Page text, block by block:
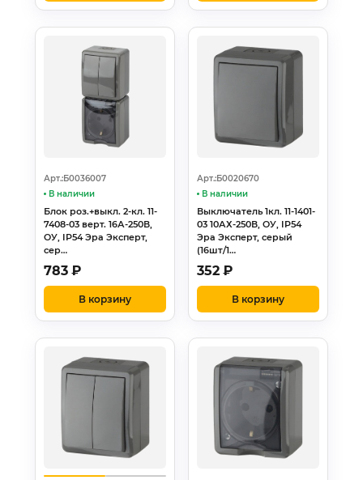
Арт.:Б0036007
В наличии
Блок роз.+выкл. 2-кл. 11-
7408-03 верт. 16А-250В,
ОУ, IP54 Эра Эксперт,
сер…
783 ₽
В корзину
Арт.:Б0020670
В наличии
Выключатель 1кл. 11-1401-
03 10АХ-250В, ОУ, IP54
Эра Эксперт, серый
(16шт/1…
352 ₽
В корзину